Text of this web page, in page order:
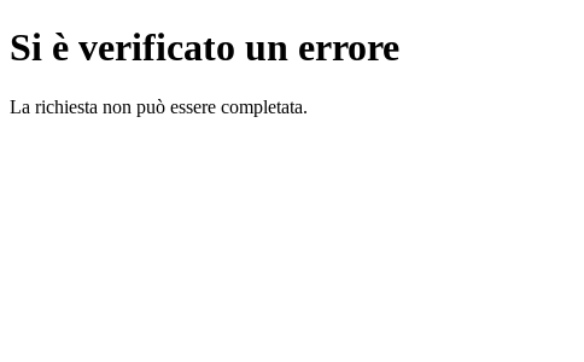
Si è verificato un errore
La richiesta non può essere completata.